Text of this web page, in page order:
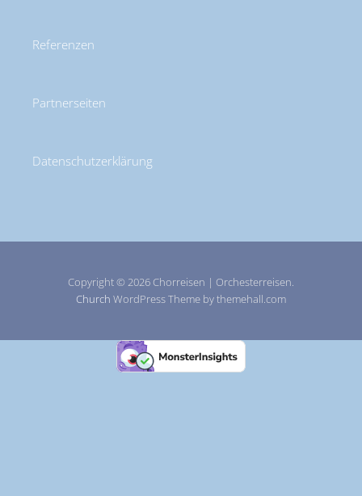
Referenzen
Partnerseiten
Datenschutzerklärung
Copyright © 2026 Chorreisen | Orchesterreisen.
Church WordPress Theme by themehall.com